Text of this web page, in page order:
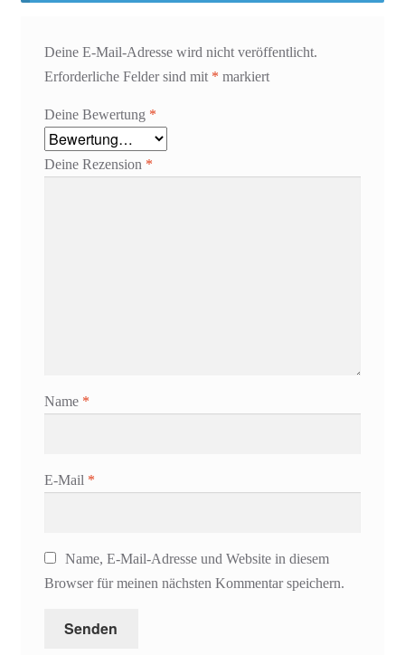
Deine E-Mail-Adresse wird nicht veröffentlicht.
Erforderliche Felder sind mit * markiert
Deine Bewertung *
Deine Rezension *
Name *
E-Mail *
Name, E-Mail-Adresse und Website in diesem
Browser für meinen nächsten Kommentar speichern.